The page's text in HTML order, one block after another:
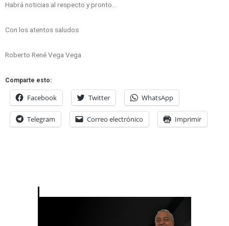
Habrá noticias al respecto y pronto…
Con los atentos saludos
Roberto René Vega Vega
Comparte esto:
Facebook Twitter WhatsApp
Telegram Correo electrónico Imprimir